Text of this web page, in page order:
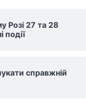
Розі 27 та 28
події
справжній